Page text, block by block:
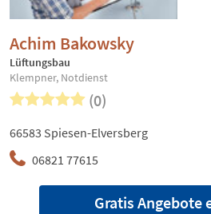
Achim Bakowsky
Lüftungsbau
Klempner, Notdienst
(0)
06821 77615
66583 Spiesen-Elversberg
Gratis Angebote